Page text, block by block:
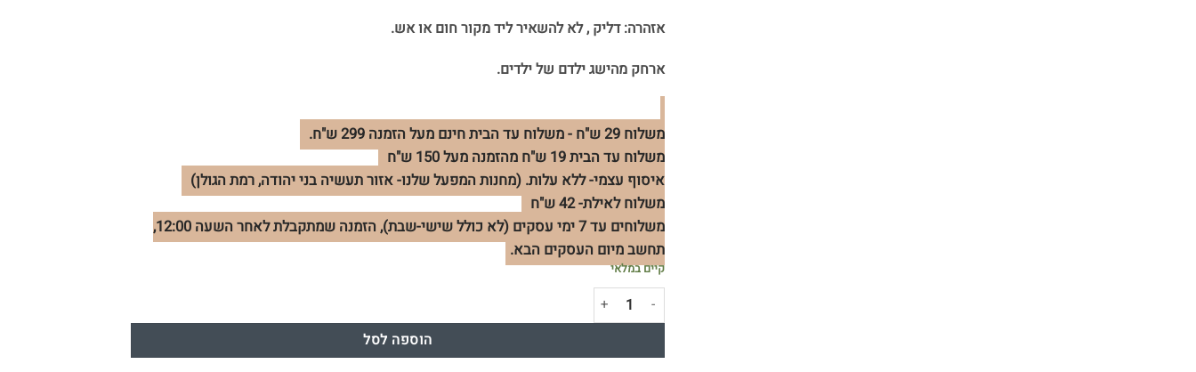
אזהרה: דליק , לא להשאיר ליד מקור חום או אש.
ארחק מהישג ילדם של ילדים.
משלוח 29 ש"ח - משלוח עד הבית חינם מעל הזמנה 299 ש"ח.
משלוח עד הבית 19 ש"ח מהזמנה מעל 150 ש"ח
איסוף עצמי- ללא עלות. (מחנות המפעל שלנו- אזור תעשיה בני יהודה, רמת הגולן)
משלוח לאילת- 42 ש"ח
משלוחים עד 7 ימי עסקים (לא כולל שישי-שבת), הזמנה שמתקבלת לאחר השעה 12:00,
תחשב מיום העסקים הבא.
קיים במלאי
כמות של מפיץ ריח למון גראס - חדש
הוספה לסל